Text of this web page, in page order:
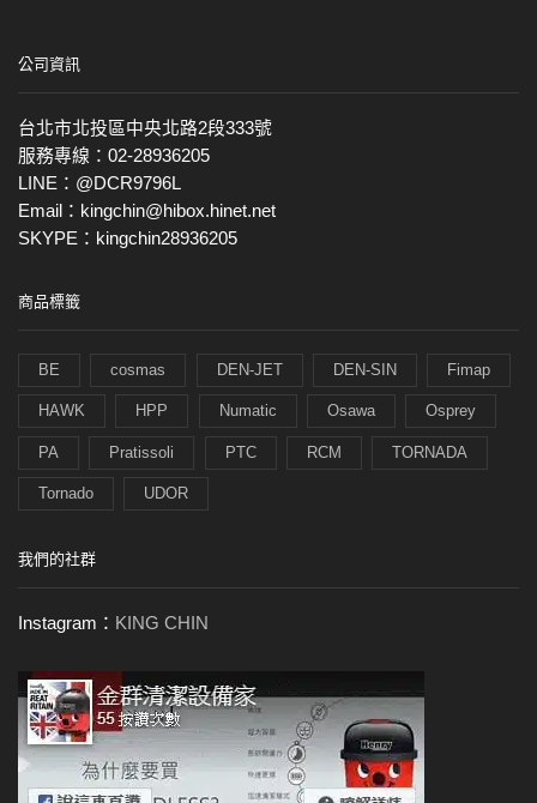
公司資訊
台北市北投區中央北路2段333號
服務專線：02-28936205
LINE：@DCR9796L
Email：kingchin@hibox.hinet.net
SKYPE：kingchin28936205
商品標籤
BE cosmas DEN-JET DEN-SIN Fimap
HAWK HPP Numatic Osawa Osprey
PA Pratissoli PTC RCM TORNADA
Tornado UDOR
我們的社群
Instagram： KING CHIN